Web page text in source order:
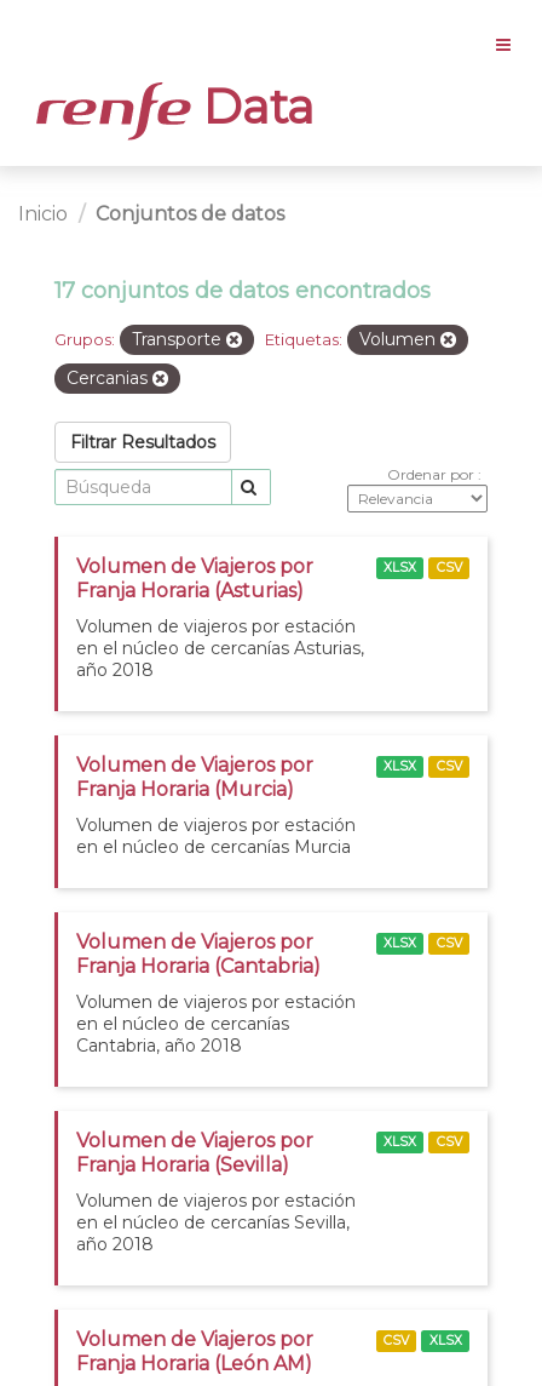
Data
Inicio Conjuntos de datos
17 conjuntos de datos encontrados
Grupos: Transporte Etiquetas:
Volumen
Cercanias
Filtrar Resultados
Ordenar por
Volumen de Viajeros por
Franja Horaria (Asturias)
Volumen de viajeros por estación
en el núcleo de cercanías Asturias,
año 2018
XLSX CSV
Volumen de Viajeros por
Franja Horaria (Murcia)
Volumen de viajeros por estación
en el núcleo de cercanías Murcia
XLSX CSV
Volumen de Viajeros por
Franja Horaria (Cantabria)
Volumen de viajeros por estación
en el núcleo de cercanías
Cantabria, año 2018
XLSX CSV
Volumen de Viajeros por
Franja Horaria (Sevilla)
Volumen de viajeros por estación
en el núcleo de cercanías Sevilla,
año 2018
XLSX CSV
Volumen de Viajeros por
Franja Horaria (León AM)
CSV XLSX